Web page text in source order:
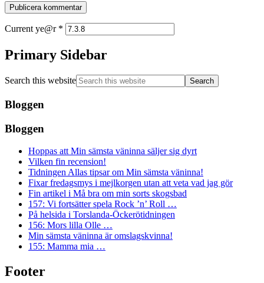
Current ye@r *
Primary Sidebar
Search this website
Bloggen
Bloggen
Hoppas att Min sämsta väninna säljer sig dyrt
Vilken fin recension!
Tidningen Allas tipsar om Min sämsta väninna!
Fixar fredagsmys i mejlkorgen utan att veta vad jag gör
Fin artikel i Må bra om min sorts skogsbad
157: Vi fortsätter spela Rock ’n’ Roll …
På helsida i Torslanda-Öckerötidningen
156: Mors lilla Olle …
Min sämsta väninna är omslagskvinna!
155: Mamma mia …
Footer